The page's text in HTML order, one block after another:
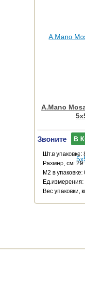
A.Mano
Звоните В
Шт.в упаковке:
Размер, см:
М2 в упаковке:
Ед.измерения:
Веc упаковки,